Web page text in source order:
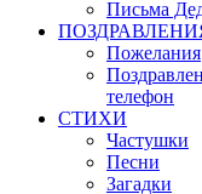
Письма
Пожелания
телефон
СТИХИ
Частушки
Песни
Загадки